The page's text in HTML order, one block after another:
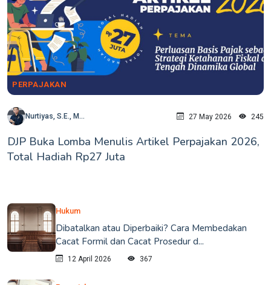
PERPAJAKAN
Nurtiyas, S.E., M... 27 May 2026 245
DJP Buka Lomba Menulis Artikel Perpajakan 2026,
Total Hadiah Rp27 Juta
Hukum
Dibatalkan atau Diperbaiki? Cara Membedakan
Cacat Formil dan Cacat Prosedur d...
12 April 2026 367